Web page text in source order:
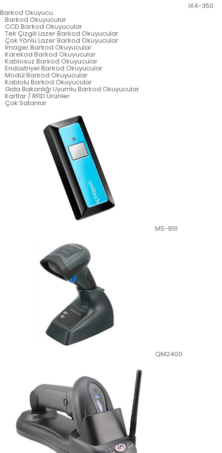
IX4-350
Barkod Okuyucu
Barkod Okuyucular
CCD Barkod Okuyucular
Tek Çizgili Lazer Barkod Okuyucular
Çok Yönlü Lazer Barkod Okuyucular
İmager Barkod Okuyucular
Karekod Barkod Okuyucular
Kablosuz Barkod Okuyucular
Endüstriyel Barkod Okuyucular
Modül Barkod Okuyucular
Kablolu Barkod Okuyucular
Gıda Bakanlığı Uyumlu Barkod Okuyucular
Kartlar / RFID Ürünler
Çok Satanlar
MS-910
QM2400